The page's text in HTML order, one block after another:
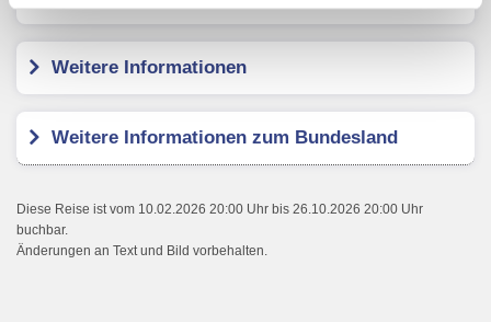
Verwendung der Cookies & Plugins auf unseren
Webseiten zu.
Weitere Informationen
Weitere Informationen zum Bundesland
Diese Reise ist vom 10.02.2026 20:00 Uhr bis 26.10.2026 20:00 Uhr
buchbar.
Änderungen an Text und Bild vorbehalten.